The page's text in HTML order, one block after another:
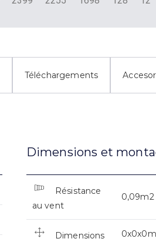
Téléchargements
Dimensions et
Résistance
au vent
0,09m2
Dimensions